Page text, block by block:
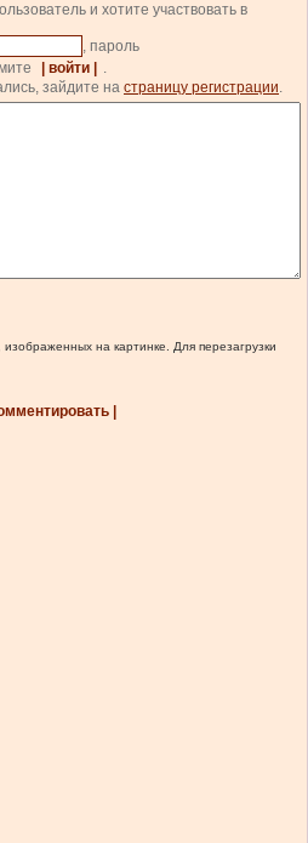
и хотите участвовать в
, пароль
| войти |
.
зайдите на страницу регистрации.
на картинке. Для перезагрузки
|